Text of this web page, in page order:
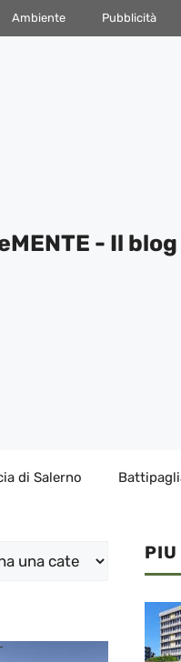
Ambiente Pubblicità
- Il
di Salerno
PIU